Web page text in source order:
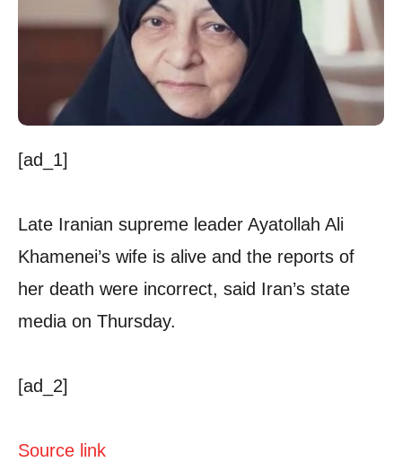
[ad_1]
Late Iranian supreme leader Ayatollah Ali
Khamenei’s wife is alive and the reports of
her death were incorrect, said Iran’s state
media on Thursday.
[ad_2]
Source link